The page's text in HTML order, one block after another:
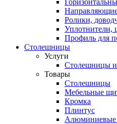
Ролики,
Уплотнители,
Профиль для
Столешницы
Услуги
Столешницы
Товары
Столешницы
Мебельные
Кромка
Плинтус
Алюминиевые